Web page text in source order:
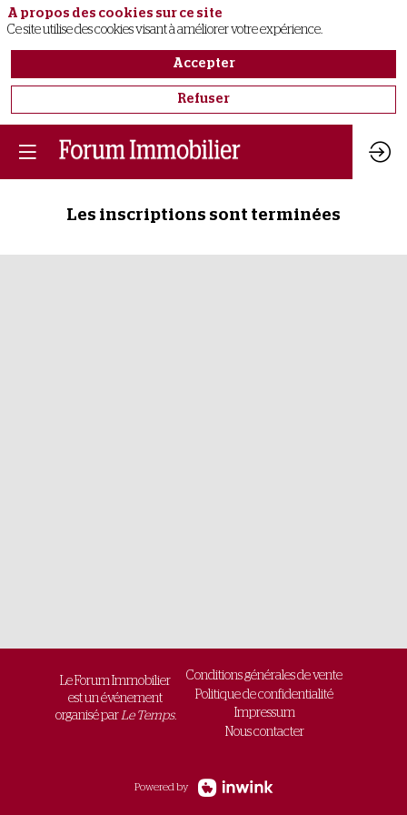
Les inscriptions sont terminées
Le Forum Immobilier
est un événement
organisé parLe Temps.
Conditions générales de vente
Politique de confidentialité
Impressum
Nous contacter
Powered by
A propos des cookies sur ce site
Ce site utilise des cookies visant à améliorer votre expérience.
Accepter
Refuser